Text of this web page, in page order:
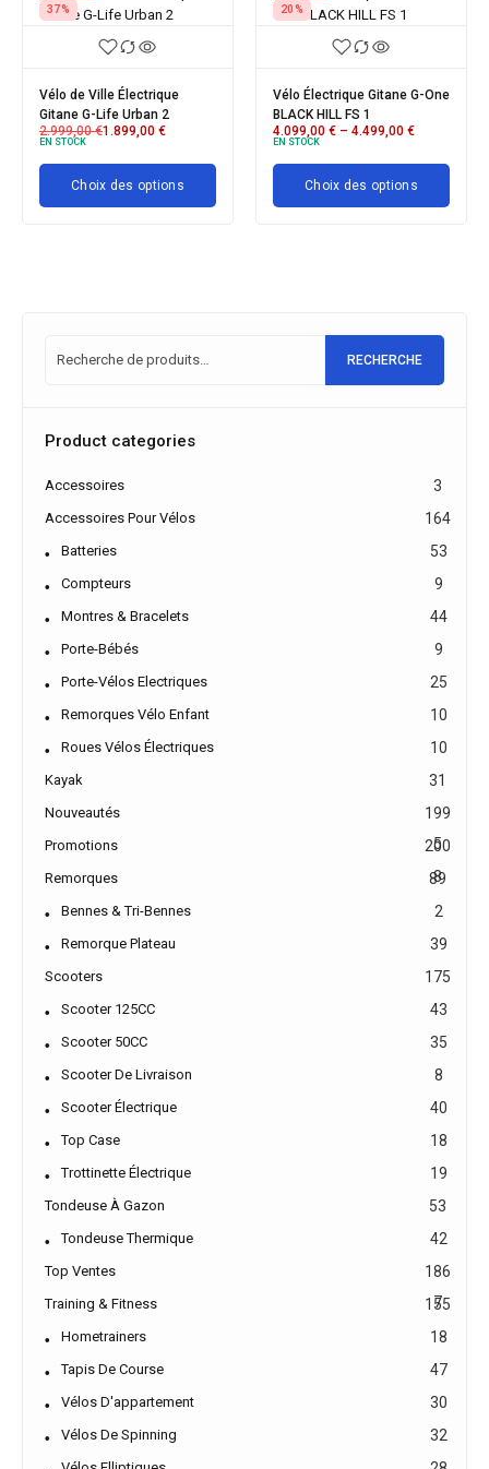
37%
Vélo de Ville Électrique
Gitane G-Life Urban 2
2.999,00€1.899,00 €
EN STOCK
Choix des options
20%
Vélo Électrique Gitane G-One
BLACK HILL FS 1
4.099,00 € – 4.499,00 €
EN STOCK
Choix des options
RECHERCHE
Product categories
Accessoires 3
Accessoires Pour Vélos 164
Batteries 53
Compteurs 9
Montres & Bracelets 44
Porte-Bébés 9
Porte-Vélos Electriques 25
Remorques Vélo Enfant 10
Roues Vélos Électriques 10
Kayak 31
Nouveautés
199
5
Promotions
200
8
Remorques 89
Bennes & Tri-Bennes 2
Remorque Plateau 39
Scooters 175
Scooter 125CC 43
Scooter 50CC 35
Scooter De Livraison 8
Scooter Électrique 40
Top Case 18
Trottinette Électrique 19
Tondeuse À Gazon 53
Tondeuse Thermique 42
Top Ventes
186
7
Training & Fitness 155
Hometrainers 18
Tapis De Course 47
Vélos D'appartement 30
Vélos De Spinning 32